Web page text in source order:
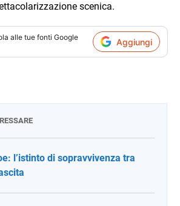
scenica.
alle tue fonti Google
Aggiungi
l’istinto di sopravvivenza tra